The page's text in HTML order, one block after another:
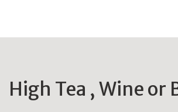
High Tea , Wine or